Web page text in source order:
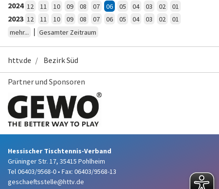
2024 12 11 10 09 08 07 06 05 04 03 02 01
2023 12 11 10 09 08 07 06 05 04 03 02
01
mehr...
| Gesamter Zeitraum
httv.de Bezirk Süd
Partner und Sponsoren
Hessischer Tischtennis-Verband
Grüninger Str. 17, 35415 Pohlheim
Tel 06403/9568-0 • Fax: 06403/9568-13
geschaeftsstelle@httv.de